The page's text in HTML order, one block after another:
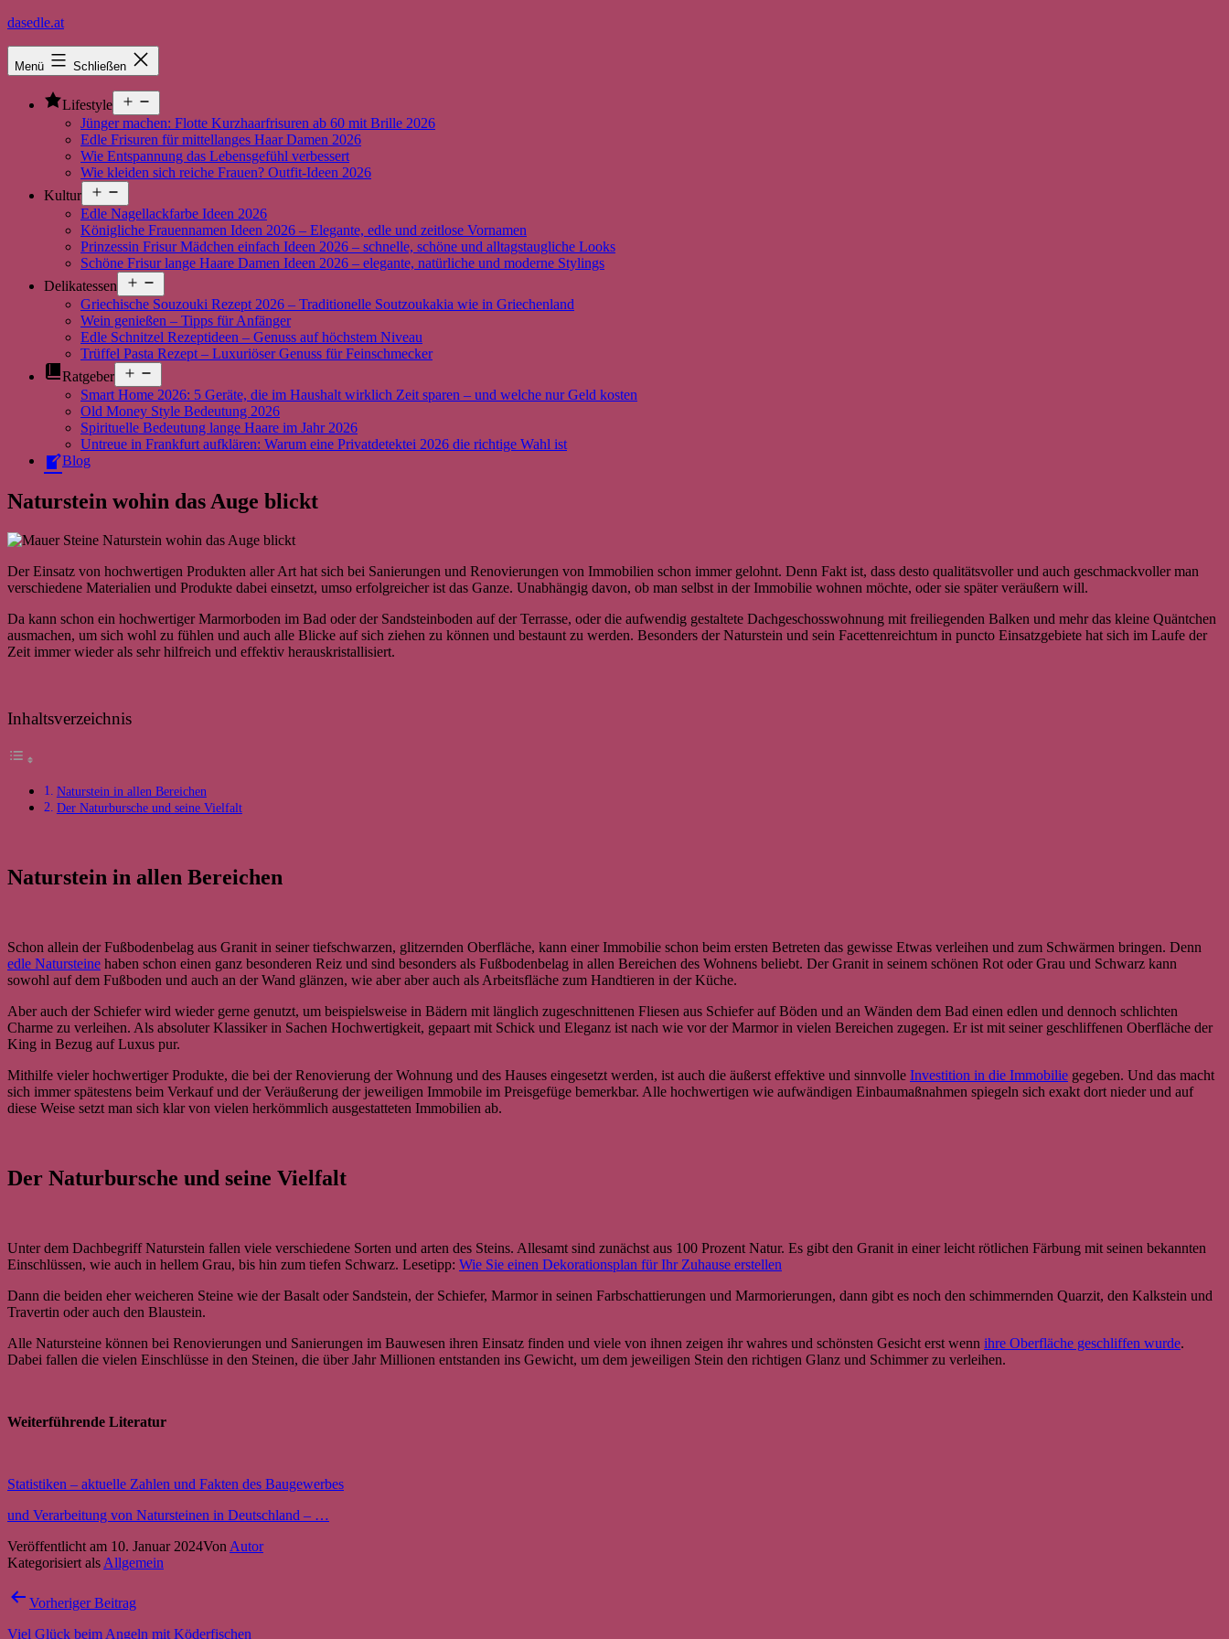
Zum
springen
dasedle.at
Menü Schließen
Lifestyle
öffnen
Jünger machen: Flotte Kurzhaarfrisuren ab 60 mit Brille 2026
Edle Frisuren für mittellanges Haar Damen 2026
Wie Entspannung das Lebensgefühl verbessert
Wie kleiden sich reiche Frauen? Outfit-Ideen 2026
Kultur
öffnen
Edle Nagellackfarbe Ideen 2026
Königliche Frauennamen Ideen 2026 – Elegante, edle und zeitlose Vornamen
Prinzessin Frisur Mädchen einfach Ideen 2026 – schnelle, schöne und alltagstaugliche Looks
Schöne Frisur lange Haare Damen Ideen 2026 – elegante, natürliche und moderne Stylings
Delikatessen
öffnen
Griechische Souzouki Rezept 2026 – Traditionelle Soutzoukakia wie in Griechenland
Wein genießen – Tipps für Anfänger
Edle Schnitzel Rezeptideen – Genuss auf höchstem Niveau
Trüffel Pasta Rezept – Luxuriöser Genuss für Feinschmecker
Ratgeber
öffnen
Smart Home 2026: 5 Geräte, die im Haushalt wirklich Zeit sparen – und welche nur Geld kosten
Old Money Style Bedeutung 2026
Spirituelle Bedeutung lange Haare im Jahr 2026
Untreue in Frankfurt aufklären: Warum eine Privatdetektei 2026 die richtige Wahl ist
Blog
Naturstein wohin das Auge blickt
Der Einsatz von hochwertigen Produkten aller Art hat sich bei Sanierungen und Renovierungen von Immobilien schon immer gelohnt. Denn Fakt ist, dass desto qualitätsvoller und auch geschmackvoller man
verschiedene Materialien und Produkte dabei einsetzt, umso erfolgreicher ist das Ganze. Unabhängig davon, ob man selbst in der Immobilie wohnen möchte, oder sie später veräußern will.
Da kann schon ein hochwertiger Marmorboden im Bad oder der Sandsteinboden auf der Terrasse, oder die aufwendig gestaltete Dachgeschosswohnung mit freiliegenden Balken und mehr das kleine Quäntchen
ausmachen, um sich wohl zu fühlen und auch alle Blicke auf sich ziehen zu können und bestaunt zu werden. Besonders der Naturstein und sein Facettenreichtum in puncto Einsatzgebiete hat sich im Laufe der
Zeit immer wieder als sehr hilfreich und effektiv herauskristallisiert.
Inhaltsverzeichnis
Naturstein in allen Bereichen
Der Naturbursche und seine Vielfalt
Naturstein in allen Bereichen
Schon allein der Fußbodenbelag aus Granit in seiner tiefschwarzen, glitzernden Oberfläche, kann einer Immobilie schon beim ersten Betreten das gewisse Etwas verleihen und zum Schwärmen bringen. Denn
edle Natursteine haben schon einen ganz besonderen Reiz und sind besonders als Fußbodenbelag in allen Bereichen des Wohnens beliebt. Der Granit in seinem schönen Rot oder Grau und Schwarz kann
sowohl auf dem Fußboden und auch an der Wand glänzen, wie aber aber auch als Arbeitsfläche zum Handtieren in der Küche.
Aber auch der Schiefer wird wieder gerne genutzt, um beispielsweise in Bädern mit länglich zugeschnittenen Fliesen aus Schiefer auf Böden und an Wänden dem Bad einen edlen und dennoch schlichten
Charme zu verleihen. Als absoluter Klassiker in Sachen Hochwertigkeit, gepaart mit Schick und Eleganz ist nach wie vor der Marmor in vielen Bereichen zugegen. Er ist mit seiner geschliffenen Oberfläche der
King in Bezug auf Luxus pur.
Mithilfe vieler hochwertiger Produkte, die bei der Renovierung der Wohnung und des Hauses eingesetzt werden, ist auch die äußerst effektive und sinnvolle Investition in die Immobilie gegeben. Und das macht
sich immer spätestens beim Verkauf und der Veräußerung der jeweiligen Immobile im Preisgefüge bemerkbar. Alle hochwertigen wie aufwändigen Einbaumaßnahmen spiegeln sich exakt dort nieder und auf
diese Weise setzt man sich klar von vielen herkömmlich ausgestatteten Immobilien ab.
Der Naturbursche und seine Vielfalt
Unter dem Dachbegriff Naturstein fallen viele verschiedene Sorten und arten des Steins. Allesamt sind zunächst aus 100 Prozent Natur. Es gibt den Granit in einer leicht rötlichen Färbung mit seinen bekannten
Einschlüssen, wie auch in hellem Grau, bis hin zum tiefen Schwarz. Lesetipp: Wie Sie einen Dekorationsplan für Ihr Zuhause erstellen
Dann die beiden eher weicheren Steine wie der Basalt oder Sandstein, der Schiefer, Marmor in seinen Farbschattierungen und Marmorierungen, dann gibt es noch den schimmernden Quarzit, den Kalkstein und
Travertin oder auch den Blaustein.
Alle Natursteine können bei Renovierungen und Sanierungen im Bauwesen ihren Einsatz finden und viele von ihnen zeigen ihr wahres und schönsten Gesicht erst wenn ihre Oberfläche geschliffen wurde.
Dabei fallen die vielen Einschlüsse in den Steinen, die über Jahr Millionen entstanden ins Gewicht, um dem jeweiligen Stein den richtigen Glanz und Schimmer zu verleihen.
Weiterführende Literatur
Statistiken – aktuelle Zahlen und Fakten des Baugewerbes
und Verarbeitung von Natursteinen in Deutschland – …
Veröffentlicht am 10. Januar 2024Von Autor
Kategorisiert als Allgemein
Beitragsnavigation
Vorheriger Beitrag
Viel Glück beim Angeln mit Köderfischen